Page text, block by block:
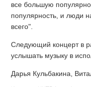
все большую
популярность, и люди
всего".
Следующий концерт в
услышать музыку в
Дарья Кульбакина,